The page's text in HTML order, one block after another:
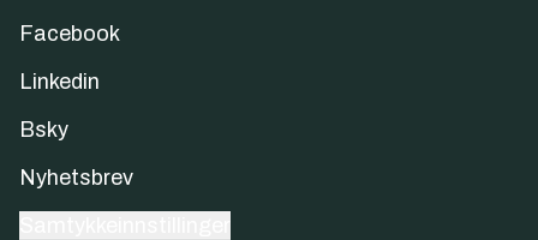
Facebook
Linkedin
Bsky
Nyhetsbrev